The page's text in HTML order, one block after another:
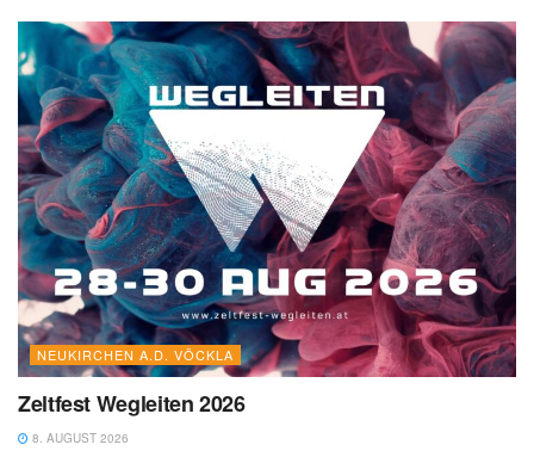
NEUKIRCHEN A.D. VÖCKLA
Zeltfest Wegleiten 2026
8. AUGUST 2026